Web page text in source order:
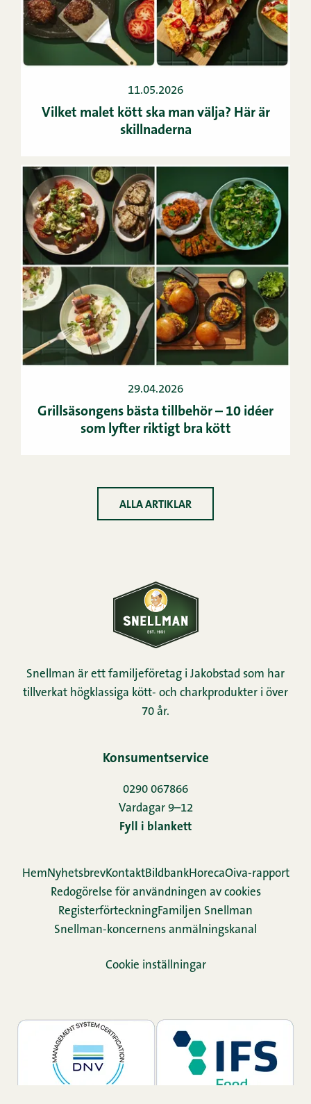
11.05.2026
Vilket malet kött ska man välja? Här är
skillnaderna
29.04.2026
Grillsäsongens bästa tillbehör – 10 idéer
som lyfter riktigt bra kött
ALLA ARTIKLAR
Snellman är ett familjeföretag i Jakobstad som har
tillverkat högklassiga kött- och charkprodukter i över
70 år.
Konsumentservice
0290 067866
Vardagar 9–12
Fyll i blankett
HemNyhetsbrevKontaktBildbankHorecaOiva-rapport
Redogörelse för användningen av cookies
Re­gis­ter­för­teck­ningFamiljen Snellman
Snellman-koncernens anmälningskanal
Cookie inställningar